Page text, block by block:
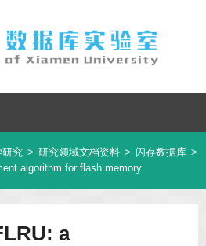
研究 > 研究领域文档资料 > 闪存数据库 >
algorithm for flash memory
a